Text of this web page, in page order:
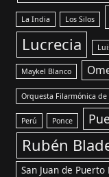
La India Los Silos
Lucrecia
Maykel Blanco
Orquesta Filarmónica de
Perú Ponce
Rubén
San Juan de Puerto